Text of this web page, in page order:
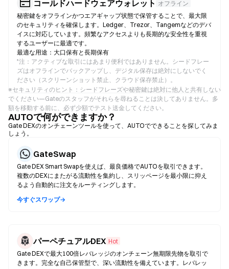
コールドハードウェアウォレット オフライン
秘密鍵をオフラインかつエアギャップ状態で保管することで、最大限
のセキュリティを確保します。Ledger、Trezor、Tangemなどのデバ
イスに対応しています。頻繁なアクセスよりも長期的な安全性を重視
するユーザーに最適です。
最適な用途：大口保有と長期保有
*注：アクティブな取引にはあまり便利ではありません。シードフレー
ズはオフラインでバックアップし、デジタル保存は絶対にしないでく
ださい（スクリーンショット禁止、クラウド保存禁止）。
※セキュリティのヒント：シードフレーズや秘密鍵は絶対に他人と共有しない
でください—Gateのスタッフがそれらを尋ねることは決してありません。多
額を移動する前に、必ず少額でテスト送金してください。
AUTOで何ができますか？
Gate DEXのオンチェーンツールを使って、AUTOでできることを探してみま
しょう。
GateSwap
Gate DEX Smart Swapを使えば、最良価格でAUTOを取引できます。
複数のDEXにまたがる流動性を集約し、スリッページを最小限に抑え
るよう自動的に注文をルーティングします。
今すぐスワップ→
パーペチュアルDEX Hot
Gate DEXで最大100倍レバレッジのオンチェーン無期限先物を取引で
きます。完全な自己保管型で、深い流動性を備えています。レバレッ